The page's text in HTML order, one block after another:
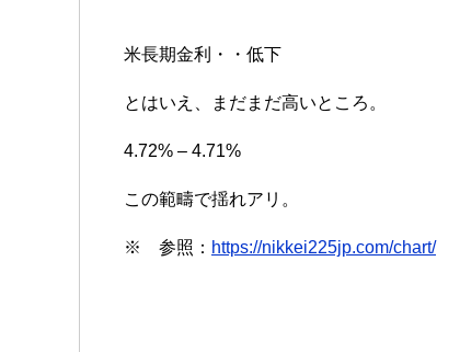
米長期金利・・低下
とはいえ、まだまだ高いところ。
4.72% – 4.71%
この範疇で揺れアリ。
※ 参照： https://nikkei225jp.com/chart/